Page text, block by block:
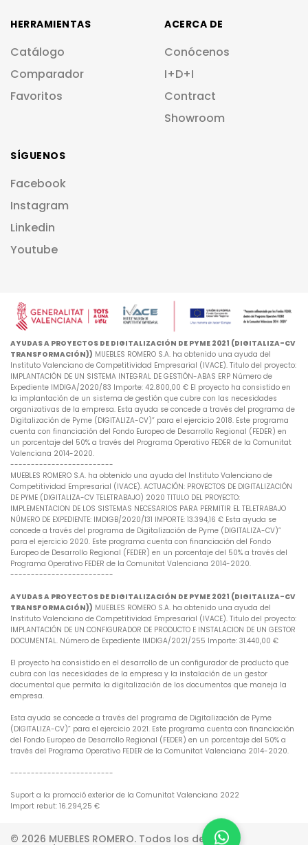
HERRAMIENTAS
Catálogo
Comparador
Favoritos
ACERCA DE
Conócenos
I+D+I
Contract
Showroom
SÍGUENOS
Facebook
Instagram
Linkedin
Youtube
AYUDAS A PROYECTOS DE DIGITALIZACIÓN DE PYME 2021 (DIGITALIZA-CV
TRANSFORMACIÓN)) MUEBLES ROMERO S.A. ha obtenido una ayuda del
Instituto Valenciano de Competitividad Empresarial (IVACE). Titulo del proyecto:
IMPLANTACIÓN DE UN SISTEMA INTEGRAL DE GESTIÓN-ABAS ERP Número de
Expediente IMDIGA/2020/83 Importe: 42.800,00 € El proyecto ha consistido en
la implantación de un sistema de gestión que cubre con las necesidades
organizativas de la empresa. Esta ayuda se concede a través del programa de
Digitalización de Pyme (DIGITALIZA-CV)” para el ejercicio 2018. Este programa
cuenta con financiación del Fondo Europeo de Desarrollo Regional (FEDER) en
un porcentaje del 50% a través del Programa Operativo FEDER de la Comunitat
Valenciana 2014-2020.
-------------------------
MUEBLES ROMERO S.A. ha obtenido una ayuda del Instituto Valenciano de
Competitividad Empresarial (IVACE). ACTUACIÓN: PROYECTOS DE DIGITALIZACIÓN
DE PYME (DIGITALIZA-CV TELETRABAJO) 2020 TITULO DEL PROYECTO:
IMPLEMENTACION DE LOS SISTEMAS NECESARIOS PARA PERMITIR EL TELETRABAJO
NÚMERO DE EXPEDIENTE: IMDIGB/2020/131 IMPORTE: 13.394,16 € Esta ayuda se
concede a través del programa de Digitalización de Pyme (DIGITALIZA-CV)”
para el ejercicio 2020. Este programa cuenta con financiación del Fondo
Europeo de Desarrollo Regional (FEDER) en un porcentaje del 50% a través del
Programa Operativo FEDER de la Comunitat Valenciana 2014-2020.
-------------------------
AYUDAS A PROYECTOS DE DIGITALIZACIÓN DE PYME 2021 (DIGITALIZA-CV
TRANSFORMACIÓN)) MUEBLES ROMERO S.A. ha obtenido una ayuda del
Instituto Valenciano de Competitividad Empresarial (IVACE). Titulo del proyecto:
IMPLANTACIÓN DE UN CONFIGURADOR DE PRODUCTO E INSTALACION DE UN GESTOR
DOCUMENTAL. Número de Expediente IMDIGA/2021/255 Importe: 31.440,00 €
El proyecto ha consistido en el desarrollo de un configurador de producto que
cubra con las necesidades de la empresa y la instalación de un gestor
documental que permita la digitalización de los documentos que maneja la
empresa.
Esta ayuda se concede a través del programa de Digitalización de Pyme
(DIGITALIZA-CV)” para el ejercicio 2021. Este programa cuenta con financiación
del Fondo Europeo de Desarrollo Regional (FEDER) en un porcentaje del 50% a
través del Programa Operativo FEDER de la Comunitat Valenciana 2014-2020.
-------------------------
Suport a la promoció exterior de la Comunitat Valenciana 2022
Import rebut: 16.294,25 €
© 2026 MUEBLES ROMERO. Todos los derechos